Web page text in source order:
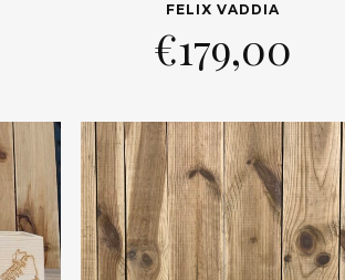
FELIX VADDIA
€179,00